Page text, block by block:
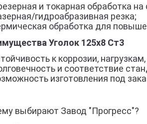
и токарная обработка на
гидроабразивная резка;
обработка для
Уголок 125х8 Ст3
к коррозии,
и соответствие
изготовления под
выбирают Завод "Прогресс"?